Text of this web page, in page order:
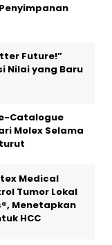
Future!”
Nilai yang Baru
e-Catalogue
Molex Selama
Medical
Tumor Lokal
Menetapkan
HCC